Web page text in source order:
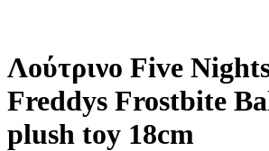
Λούτρινο Five
Freddys Frostbite
plush toy 18cm